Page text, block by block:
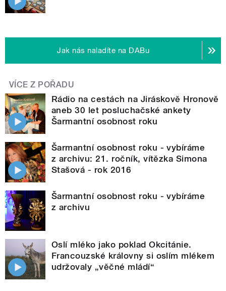
Jak nás naladíte na DABu
VÍCE Z POŘADU
Rádio na cestách na Jiráskově Hronově
aneb 30 let posluchačské ankety
Šarmantní osobnost roku
Šarmantní osobnost roku - vybíráme
z archivu: 21. ročník, vítězka Simona
Stašová - rok 2016
Šarmantní osobnost roku - vybíráme
z archivu
Oslí mléko jako poklad Okcitánie.
Francouzské královny si oslím mlékem
udržovaly „věčné mládí“